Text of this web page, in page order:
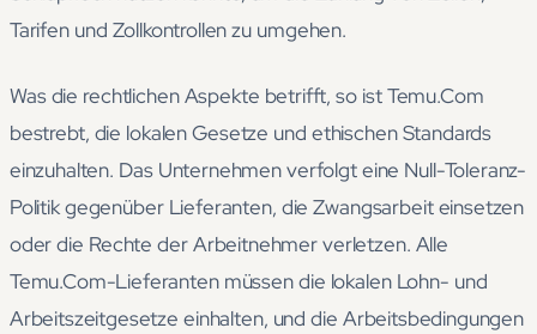
Tarifen und Zollkontrollen zu umgehen.
Was die rechtlichen Aspekte betrifft, so ist Temu.Com
bestrebt, die lokalen Gesetze und ethischen Standards
einzuhalten. Das Unternehmen verfolgt eine Null-Toleranz-
Politik gegenüber Lieferanten, die Zwangsarbeit einsetzen
oder die Rechte der Arbeitnehmer verletzen. Alle
Temu.Com-Lieferanten müssen die lokalen Lohn- und
Arbeitszeitgesetze einhalten, und die Arbeitsbedingungen